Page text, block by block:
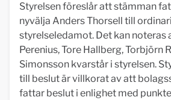
Styrelsen föreslår att stämman
nyvälja Anders Thorsell till
styrelseledamot. Det kan noteras
Perenius, Tore Hallberg, Torbjörn
Simonsson kvarstår i styrelsen.
till beslut är villkorat av att
fattar beslut i enlighet med